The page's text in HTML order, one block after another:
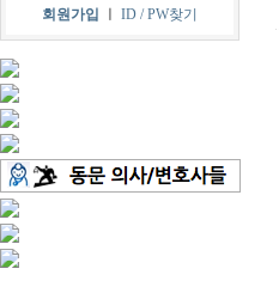
회원가입 ID / PW찾기